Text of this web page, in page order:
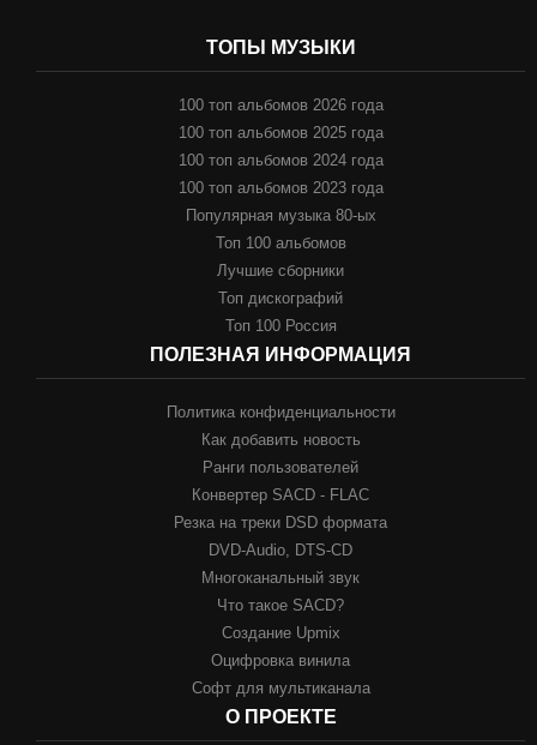
ТОПЫ МУЗЫКИ
100 топ альбомов 2026 года
100 топ альбомов 2025 года
100 топ альбомов 2024 года
100 топ альбомов 2023 года
Популярная музыка 80-ых
Топ 100 альбомов
Лучшие сборники
Топ дискографий
Топ 100 Россия
ПОЛЕЗНАЯ ИНФОРМАЦИЯ
Политика конфиденциальности
Как добавить новость
Ранги пользователей
Конвертер SACD - FLAC
Резка на треки DSD формата
DVD-Audio, DTS-CD
Многоканальный звук
Что такое SACD?
Создание Upmix
Оцифровка винила
Софт для мультиканала
О ПРОЕКТЕ